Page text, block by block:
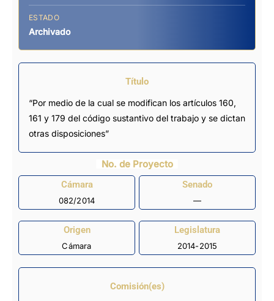
ESTADO
Archivado
Título
“Por medio de la cual se modifican los artículos 160,
161 y 179 del código sustantivo del trabajo y se dictan
otras disposiciones”
No. de Proyecto
Cámara
082/2014
Senado
—
Origen
Cámara
Legislatura
2014-2015
Comisión(es)